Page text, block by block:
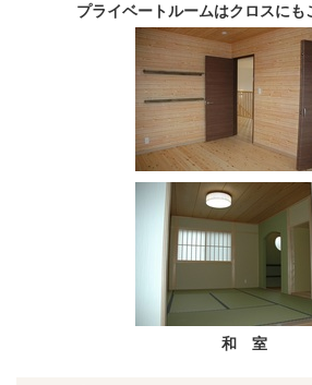
プライベートルームはクロスにも
和 室